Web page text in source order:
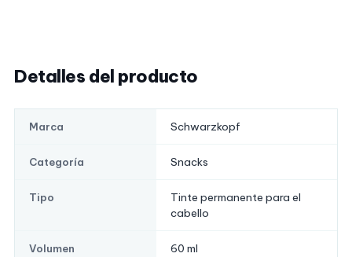
Detalles del producto
Marca Schwarzkopf
Categoría Snacks
Tipo
Tinte permanente para el
cabello
Volumen 60 ml